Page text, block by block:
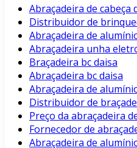
Abraçadeira de cabeça
Distribuidor de
Abraçadeira de
Abraçadeira unha
Braçadeira bc daisa
Abraçadeira bc daisa
Abraçadeira de
Distribuidor de
Preço da abraçadeira
Fornecedor de
Abraçadeira de